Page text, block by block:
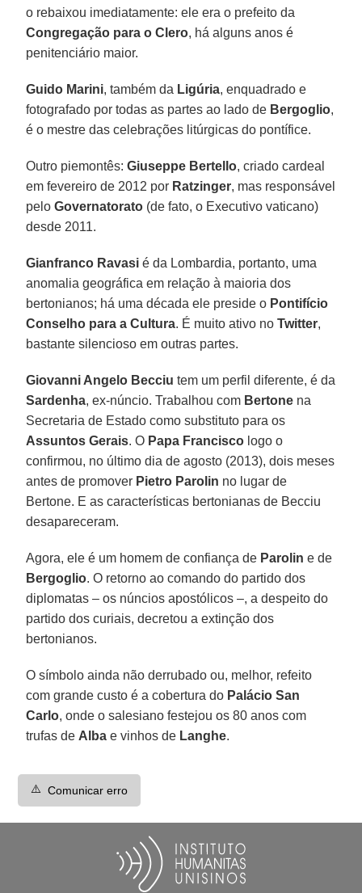
o rebaixou imediatamente: ele era o prefeito da
Congregação para o Clero, há alguns anos é
penitenciário maior.
Guido Marini, também da Ligúria, enquadrado e
fotografado por todas as partes ao lado de Bergoglio,
é o mestre das celebrações litúrgicas do pontífice.
Outro piemontês:Giuseppe Bertello, criado cardeal
em fevereiro de 2012 por Ratzinger, mas responsável
peloGovernatorato (de fato, o Executivo vaticano)
desde 2011.
Gianfranco Ravasi é da Lombardia, portanto, uma
anomalia geográfica em relação à maioria dos
bertonianos; há uma década ele preside o Pontifício
Conselho para a Cultura. É muito ativo noTwitter,
bastante silencioso em outras partes.
Giovanni Angelo Becciu tem um perfil diferente, é da
Sardenha, ex-núncio. Trabalhou com Bertone na
Secretaria de Estado como substituto para os
Assuntos Gerais. O Papa Francisco logo o
confirmou, no último dia de agosto (2013), dois meses
antes de promover Pietro Parolin no lugar de
Bertone. E as características bertonianas de Becciu
desapareceram.
Agora, ele é um homem de confiança de Parolin e de
Bergoglio. O retorno ao comando do partido dos
diplomatas – os núncios apostólicos –, a despeito do
partido dos curiais, decretou a extinção dos
bertonianos.
O símbolo ainda não derrubado ou, melhor, refeito
com grande custo é a cobertura do Palácio San
Carlo, onde o salesiano festejou os 80 anos com
trufas de Alba e vinhos de Langhe.
⚠️ Comunicar erro